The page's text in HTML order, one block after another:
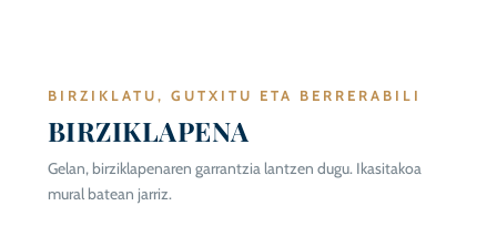
BIRZIKLATU, GUTXITU ETA BERRERABILI
BIRZIKLAPENA
Gelan, birziklapenaren garrantzia lantzen dugu. Ikasitakoa
mural batean jarriz.